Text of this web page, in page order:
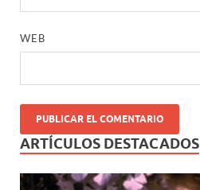
WEB
ARTÍCULOS DESTACADOS